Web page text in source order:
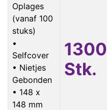
Oplages
(vanaf 100
stuks)
•
Selfcover
• Nietjes
Gebonden
• 148 x
148 mm
1300
Stk.